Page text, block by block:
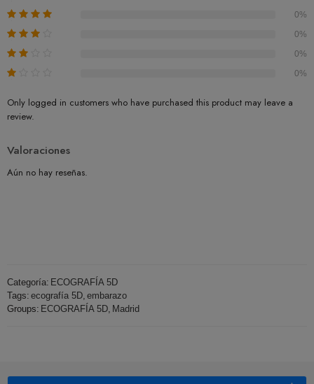
0%
0%
0%
0%
Only logged in customers who have purchased this product may leave a
review.
Valoraciones
Aún no hay reseñas.
Categoría: ECOGRAFÍA 5D
Tags: ecografía 5D embarazo
Groups: ECOGRAFÍA 5D Madrid